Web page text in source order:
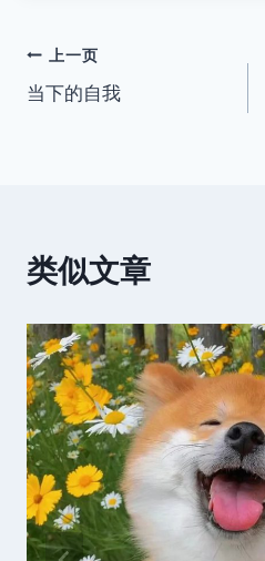
文
章
上一页
当下的自我
类似文章